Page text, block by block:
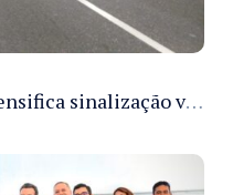
Prefeitura de Manaus intensifica sinalização viária em diversos bairros para organizar o trânsito e reduzir sinistros